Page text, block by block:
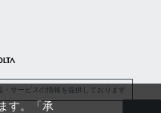
サービスの情報を提供しております
す。「承